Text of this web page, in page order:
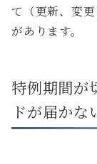
て（更新、変
があります。
特例期間が
ドが届かな